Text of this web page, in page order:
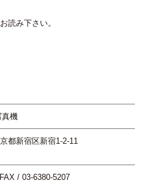
読み下さい。
真機
都新宿区新宿1-2-11
/ 03-6380-5207